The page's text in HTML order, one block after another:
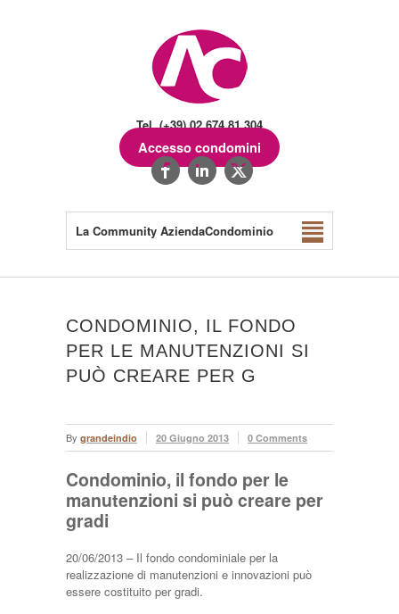
Tel. (+39) 02.674.81.304
Accesso condomini
La Community AziendaCondominio
CONDOMINIO, IL FONDO
PER LE MANUTENZIONI SI
PUÒ CREARE PER G
By grandeindio 20 Giugno 2013 0 Comments
Condominio, il fondo per le
manutenzioni si può creare per
gradi
20/06/2013 – Il fondo condominiale per la
realizzazione di manutenzioni e innovazioni può
essere costituito per gradi.